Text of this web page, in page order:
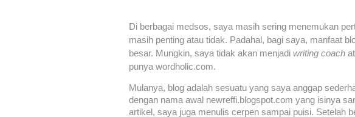
Di berbagai medsos, saya masih sering menemukan
masih penting atau tidak. Padahal, bagi saya, manfaat
besar. Mungkin, saya tidak akan menjadi writing coach
punya wordholic.com.
Mulanya, blog adalah sesuatu yang saya anggap
dengan nama awal newreffi.blogspot.com yang isinya
artikel, saya juga menulis cerpen sampai puisi. Setelah